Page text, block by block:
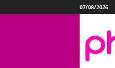
07/08/2026